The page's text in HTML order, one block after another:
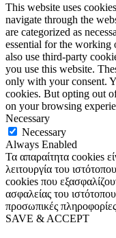
This website uses
navigate through the
are categorized as
essential for the working
also use third-party
you use this website.
only with your consent.
cookies. But opting out
on your browsing
Necessary
Necessary
Always Enabled
Τα απαραίτητα cookies
λειτουργία του
cookies που
ασφαλείας του
προσωπικές
SAVE & ACCEPT